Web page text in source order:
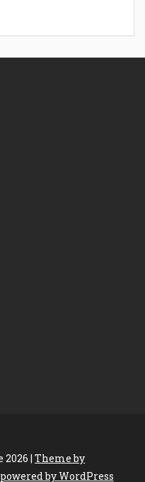
| Theme by
by WordPress